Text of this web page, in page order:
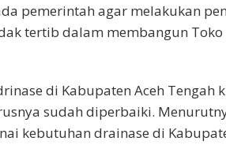
pemerintah agar melakukan
tertib dalam membangun Toko
di Kabupaten Aceh Tengah
sudah diperbaiki.
kebutuhan drainase di